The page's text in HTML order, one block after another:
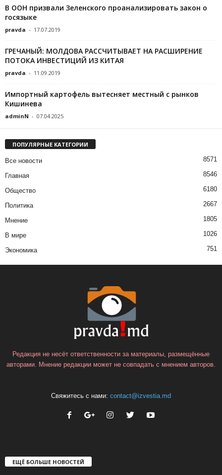
В ООН призвали Зеленского проанализировать закон о
госязыке
pravda - 17.07.2019
ГРЕЧАНЫЙ: МОЛДОВА РАССЧИТЫВАЕТ НА РАСШИРЕНИЕ
ПОТОКА ИНВЕСТИЦИЙ ИЗ КИТАЯ
pravda - 11.09.2019
Импортный картофель вытесняет местный с рынков
Кишинева
adminN - 07.04.2025
ПОПУЛЯРНЫЕ КАТЕГОРИИ
Все новости 8571
Главная 8546
Общество 6180
Политика 2667
Мнение 1805
В мире 1026
Экономика 751
Редакция не несёт ответственности за материалы, размещённые
авторами. Мнение редакции может не совпадать с мнением авторов.
Свяжитесь с нами: contact@izvestia.md
ЕЩЁ БОЛЬШЕ НОВОСТЕЙ